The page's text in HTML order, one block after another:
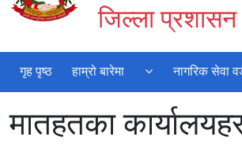
जिल्ला
गृह पृष्ठ हाम्रो बारेमा नागरिक सेवा
मातहतका